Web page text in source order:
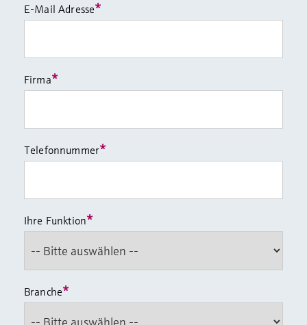
E-Mail Adresse*
Firma*
Telefonnummer*
Ihre Funktion*
Branche*